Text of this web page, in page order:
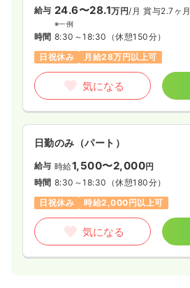
給与 24.6〜28.1万円/月 賞与2.7ヶ月
※一例
時間 8:30～18:30 （休憩150分）
日祝休み
月給28万円以上可
気になる
日勤のみ（パート）
給与 時給1,500〜2,000円
時間 8:30～18:30 （休憩180分）
日祝休み
時給2,000円以上可
気になる